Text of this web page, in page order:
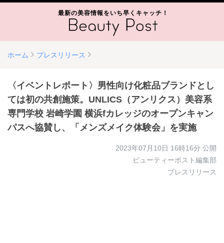
最新の美容情報をいち早くキャッチ！
ホーム プレスリリース
〈イベントレポート〉男性向け化粧品ブランドとし
ては初の共創施策。UNLICS（アンリクス）美容系
専門学校 岩崎学園 横浜fカレッジのオープンキャン
パスへ協賛し、「メンズメイク体験会」を実施
2023年07月10日 16時16分 公開
ビューティーポスト編集部
プレスリリース